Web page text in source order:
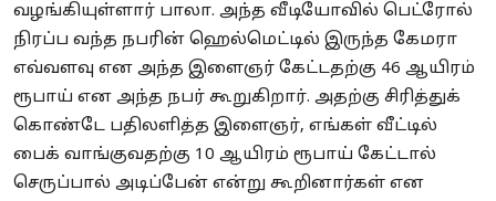
வழங்கியுள்ளார் பாலா. அந்த வீடியோவில் பெட்ரோல்
நிரப்ப வந்த நபரின் ஹெல்மெட்டில் இருந்த கேமரா
எவ்வளவு என அந்த இளைஞர் கேட்டதற்கு 46 ஆயிரம்
ரூபாய் என அந்த நபர் கூறுகிறார். அதற்கு சிரித்துக்
கொண்டே பதிலளித்த இளைஞர், எங்கள் வீட்டில்
பைக் வாங்குவதற்கு 10 ஆயிரம் ரூபாய் கேட்டால்
செருப்பால் அடிப்பேன் என்று கூறினார்கள் என